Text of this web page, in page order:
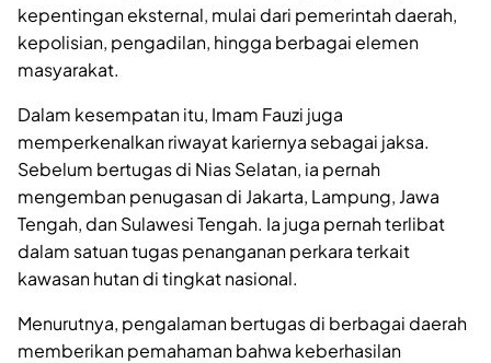
kepentingan eksternal, mulai dari pemerintah daerah,
kepolisian, pengadilan, hingga berbagai elemen
masyarakat.
Dalam kesempatan itu, Imam Fauzi juga
memperkenalkan riwayat kariernya sebagai jaksa.
Sebelum bertugas di Nias Selatan, ia pernah
mengemban penugasan di Jakarta, Lampung, Jawa
Tengah, dan Sulawesi Tengah. Ia juga pernah terlibat
dalam satuan tugas penanganan perkara terkait
kawasan hutan di tingkat nasional.
Menurutnya, pengalaman bertugas di berbagai daerah
memberikan pemahaman bahwa keberhasilan